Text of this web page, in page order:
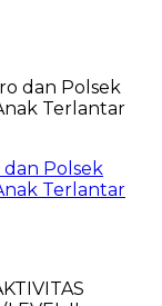
dan Polsek
Terlantar